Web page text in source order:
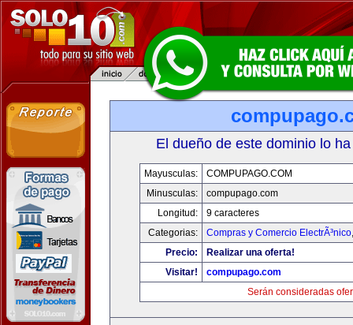
El dueño de este dominio lo
Mayusculas:
COMPUPAGO.COM
Minusculas:
compupago.com
Longitud:
9 caracteres
Categorias:
Compras y Comercio ElectrÃ³nico
Precio:
Realizar una oferta!
Visitar!
compupago.com
Serán consideradas